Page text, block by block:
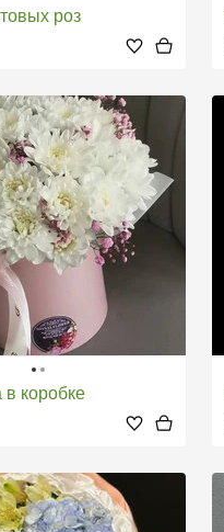
роз
в коробке